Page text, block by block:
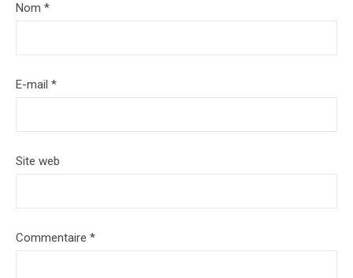
Nom *
E-mail *
Site web
Commentaire *